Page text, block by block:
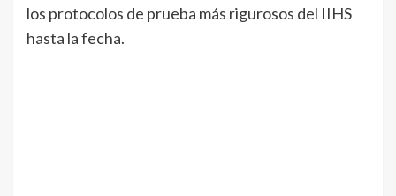
los protocolos de prueba más rigurosos del IIHS
hasta la fecha.